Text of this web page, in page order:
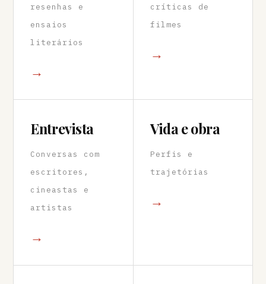
resenhas e
ensaios
literários
→
críticas de
filmes
→
Entrevista
Conversas com
escritores,
cineastas e
artistas
→
Vida e obra
Perfis e
trajetórias
→